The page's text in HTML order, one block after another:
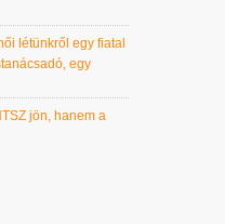
létünkről egy fiatal
egy
jön, hanem a